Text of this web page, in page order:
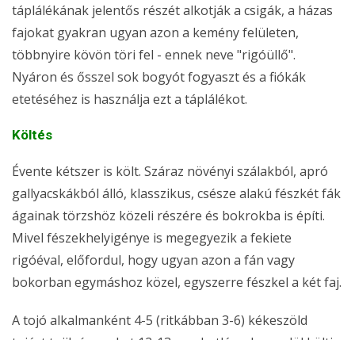
táplálékának jelentős részét alkotják a csigák, a házas
fajokat gyakran ugyan azon a kemény felületen,
többnyire kövön töri fel - ennek neve "rigóüllő".
Nyáron és ősszel sok bogyót fogyaszt és a fiókák
etetéséhez is használja ezt a táplálékot.
Költés
Évente kétszer is költ. Száraz növényi szálakból, apró
gallyacskákból álló, klasszikus, csésze alakú fészkét fák
ágainak törzshöz közeli részére és bokrokba is építi.
Mivel fészekhelyigénye is megegyezik a fekiete
rigóéval, előfordul, hogy ugyan azon a fán vagy
bokorban egymáshoz közel, egyszerre fészkel a két faj.
A tojó alkalmanként 4-5 (ritkábban 3-6) kékeszöld